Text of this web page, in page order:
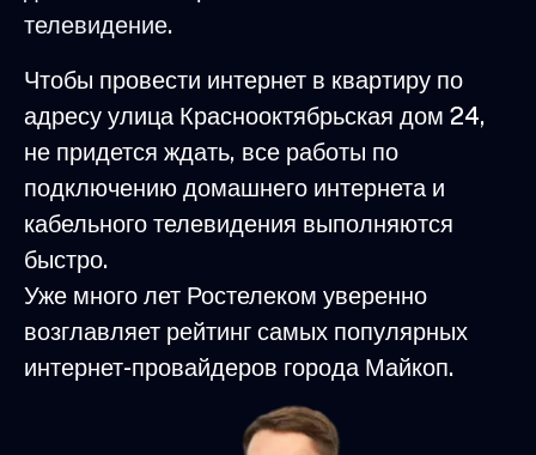
телевидение.
Чтобы провести интернет в квартиру по
адресу улица Краснооктябрьская дом 24,
не придется ждать, все работы по
подключению домашнего интернета и
кабельного телевидения выполняются
быстро.
Уже много лет Ростелеком уверенно
возглавляет рейтинг самых популярных
интернет-провайдеров города Майкоп.